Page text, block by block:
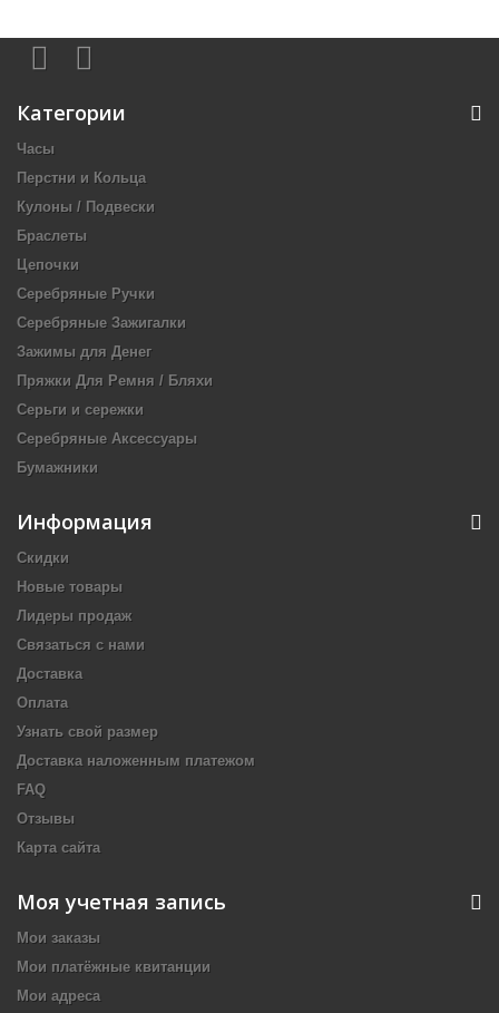
Категории
Часы
Перстни и Кольца
Кулоны / Подвески
Браслеты
Цепочки
Серебряные Ручки
Серебряные Зажигалки
Зажимы для Денег
Пряжки Для Ремня / Бляхи
Серьги и сережки
Серебряные Аксессуары
Бумажники
Информация
Скидки
Новые товары
Лидеры продаж
Связаться с нами
Доставка
Оплата
Узнать свой размер
Доставка наложенным платежом
FAQ
Отзывы
Карта сайта
Моя учетная запись
Мои заказы
Мои платёжные квитанции
Мои адреса